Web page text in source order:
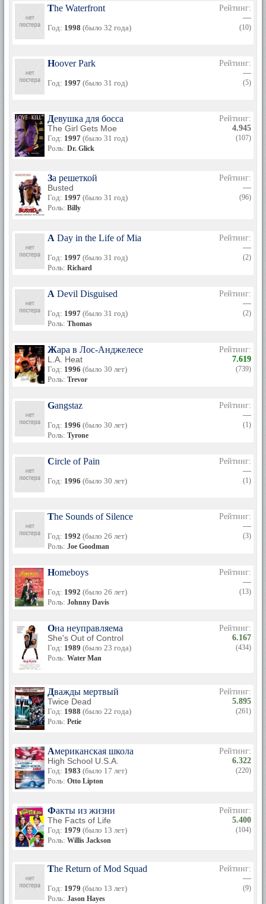
The Waterfront
Год: 1998 (было 32 года)
Рейтинг:
—
(10)
Hoover Park
Год: 1997 (было 31 год)
Рейтинг:
—
(5)
Девушка для босса
The Girl Gets Moe
Год: 1997 (было 31 год)
Роль: Dr. Glick
Рейтинг:
4.945
(107)
За решеткой
Busted
Год: 1997 (было 31 год)
Роль: Billy
Рейтинг:
—
(96)
A Day in the Life of Mia
Год: 1997 (было 31 год)
Роль: Richard
Рейтинг:
—
(2)
A Devil Disguised
Год: 1997 (было 31 год)
Роль: Thomas
Рейтинг:
—
(2)
Жара в Лос-Анджелесе
L.A. Heat
Год: 1996 (было 30 лет)
Роль: Trevor
Рейтинг:
7.619
(739)
Gangstaz
Год: 1996 (было 30 лет)
Роль: Tyrone
Рейтинг:
—
(1)
Circle of Pain
Год: 1996 (было 30 лет)
Рейтинг:
—
(1)
The Sounds of Silence
Год: 1992 (было 26 лет)
Роль: Joe Goodman
Рейтинг:
—
(3)
Homeboys
Год: 1992 (было 26 лет)
Роль: Johnny Davis
Рейтинг:
—
(13)
Она неуправляема
She's Out of Control
Год: 1989 (было 23 года)
Роль: Water Man
Рейтинг:
6.167
(434)
Дважды мертвый
Twice Dead
Год: 1988 (было 22 года)
Роль: Petie
Рейтинг:
5.895
(261)
Американская школа
High School U.S.A.
Год: 1983 (было 17 лет)
Роль: Otto Lipton
Рейтинг:
6.322
(220)
Факты из жизни
The Facts of Life
Год: 1979 (было 13 лет)
Роль: Willis Jackson
Рейтинг:
5.400
(104)
The Return of Mod Squad
Год: 1979 (было 13 лет)
Роль: Jason Hayes
Рейтинг:
—
(9)